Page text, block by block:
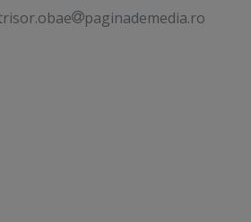
paginademedia.ro